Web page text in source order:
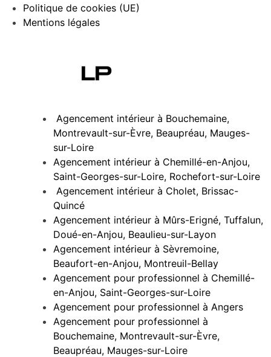
Politique de cookies (UE)
Mentions légales
LP
Agencement intérieur à Bouchemaine,
Montrevault-sur-Èvre, Beaupréau, Mauges-
sur-Loire
Agencement intérieur à Chemillé-en-Anjou,
Saint-Georges-sur-Loire, Rochefort-sur-Loire
Agencement intérieur à Cholet, Brissac-
Quincé
Agencement intérieur à Mûrs-Erigné, Tuffalun,
Doué-en-Anjou, Beaulieu-sur-Layon
Agencement intérieur à Sèvremoine,
Beaufort-en-Anjou, Montreuil-Bellay
Agencement pour professionnel à Chemillé-
en-Anjou, Saint-Georges-sur-Loire
Agencement pour professionnel à Angers
Agencement pour professionnel à
Bouchemaine, Montrevault-sur-Èvre,
Beaupréau, Mauges-sur-Loire